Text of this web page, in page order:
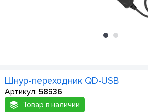
Шнур-переходник QD-USB
Артикул: 58636
Товар в наличии